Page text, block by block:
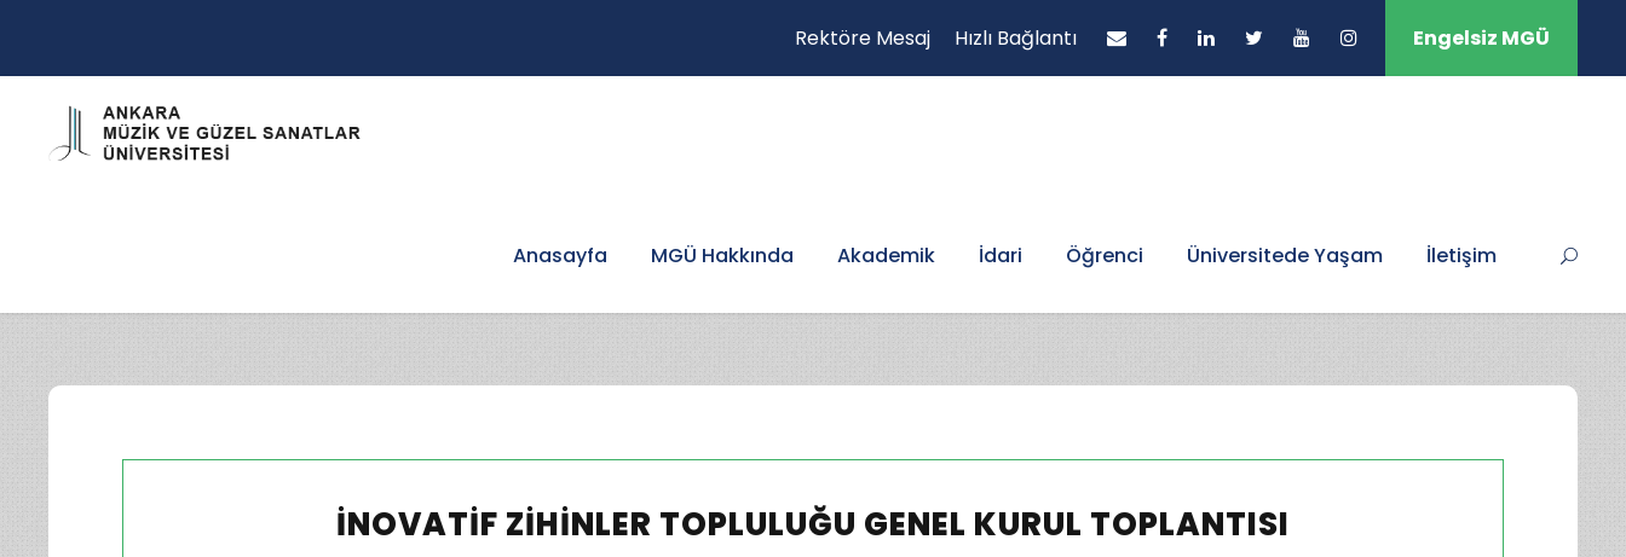
Rektöre Mesaj Hızlı Bağlantı Engelsiz MGÜ
Anasayfa MGÜ Hakkında Akademik İdari Öğrenci Üniversitede Yaşam İletişim
İNOVATIF ZIHINLER TOPLULUĞU GENEL KURUL TOPLANTISI